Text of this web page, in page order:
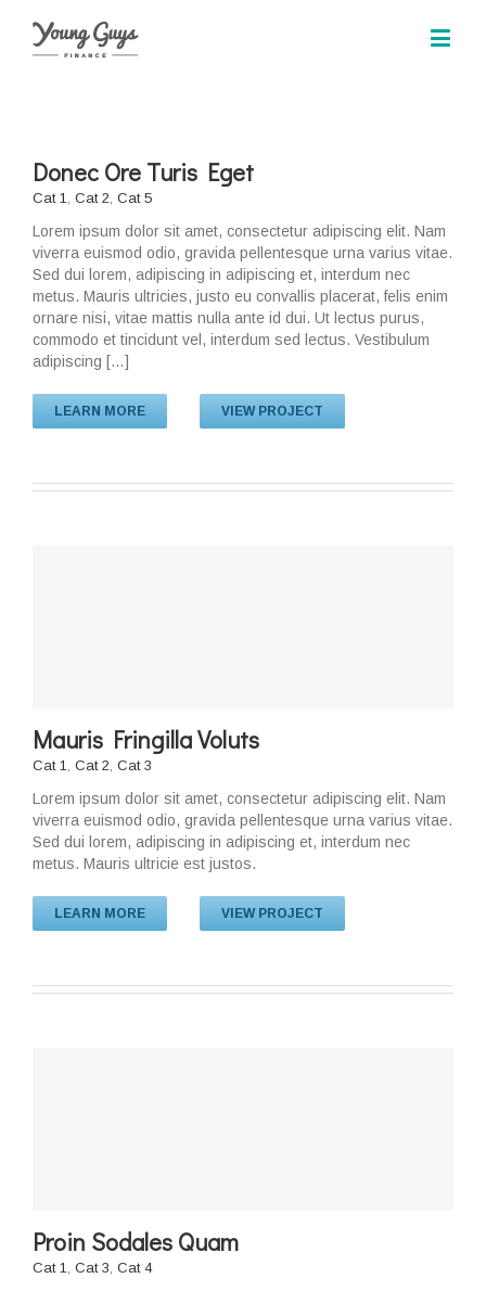
Donec Ore Turis Eget
Cat 1, Cat 2, Cat 5
Lorem ipsum dolor sit amet, consectetur adipiscing elit. Nam
viverra euismod odio, gravida pellentesque urna varius vitae.
Sed dui lorem, adipiscing in adipiscing et, interdum nec
metus. Mauris ultricies, justo eu convallis placerat, felis enim
ornare nisi, vitae mattis nulla ante id dui. Ut lectus purus,
commodo et tincidunt vel, interdum sed lectus. Vestibulum
adipiscing […]
LEARN MORE VIEW PROJECT
Mauris Fringilla Voluts
Cat 1, Cat 2, Cat 3
Lorem ipsum dolor sit amet, consectetur adipiscing elit. Nam
viverra euismod odio, gravida pellentesque urna varius vitae.
Sed dui lorem, adipiscing in adipiscing et, interdum nec
metus. Mauris ultricie est justos.
LEARN MORE VIEW PROJECT
Proin Sodales Quam
Cat 1, Cat 3, Cat 4